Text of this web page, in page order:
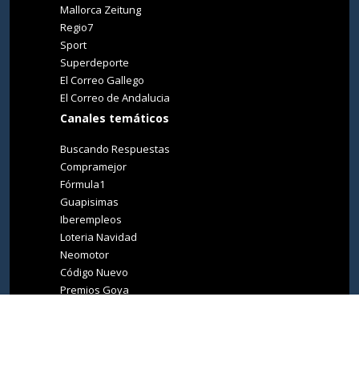
Mallorca Zeitung
Regio7
Sport
Superdeporte
El Correo Gallego
El Correo de Andalucia
Canales temáticos
Buscando Respuestas
Compramejor
Fórmula1
Guapisimas
Iberempleos
Loteria Navidad
Neomotor
Código Nuevo
Premios Goya